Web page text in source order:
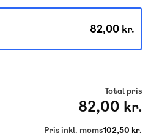
82,00 kr.
Total pris
82,00 kr.
Pris inkl. moms102,50 kr.